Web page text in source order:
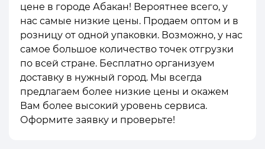
цене в городе Абакан! Вероятнее всего, у
нас самые низкие цены. Продаем оптом и в
розницу от одной упаковки. Возможно, у нас
самое большое количество точек отгрузки
по всей стране. Бесплатно организуем
доставку в нужный город. Мы всегда
предлагаем более низкие цены и окажем
Вам более высокий уровень сервиса.
Оформите заявку и проверьте!